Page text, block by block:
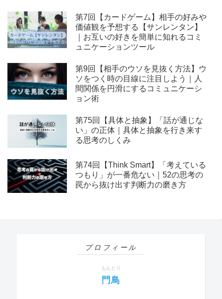
第7回【カードゲーム】相手の好みや
価値観を予想する【サンレンタン】
｜お互いの好きを簡単に知れるコミ
ュニケーションツール
第9回【相手のウソを見抜く方法】ウ
ソをつく時の目線に注目しよう｜人
間関係を円滑にするコミュニケーシ
ョン術
第75回【具体と抽象】「話が通じな
い」の正体｜具体と抽象を行き来す
る思考のしくみ
第74回【Think Smart】「考えている
つもり」が一番危ない｜52の思考の
罠から抜け出す判断力の磨き方
プロフィール
もんとり
門鳥